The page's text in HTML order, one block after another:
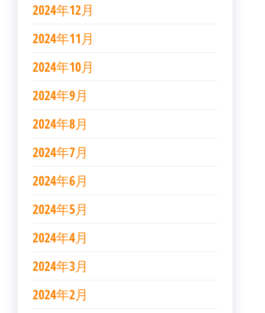
2024年12月
2024年11月
2024年10月
2024年9月
2024年8月
2024年7月
2024年6月
2024年5月
2024年4月
2024年3月
2024年2月